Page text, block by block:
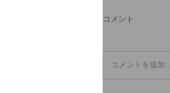
コメント
コメントを追加…